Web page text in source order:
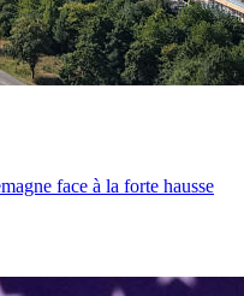
face à la forte hausse